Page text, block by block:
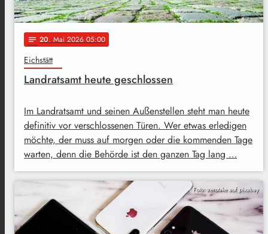
notes 20. Mai 2026 05:00
Eichstätt
Landratsamt heute geschlossen
Im Landratsamt und seinen Außenstellen steht man heute
definitiv vor verschlossenen Türen. Wer etwas erledigen
möchte, der muss auf morgen oder die kommenden Tage
warten, denn die Behörde ist den ganzen Tag lang …
Foto: zerotake auf pixabay